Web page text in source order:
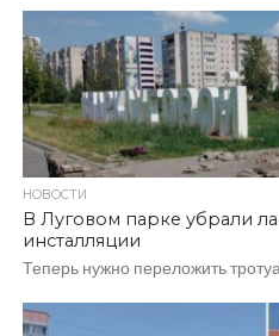
НОВОСТИ
В Луговом парке убрали
инсталляции
Теперь нужно переложить